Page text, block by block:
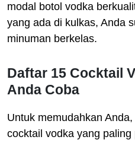
modal botol vodka
yang ada di kulkas, Anda
minuman berkelas.
Daftar 15 Cocktail
Anda Coba
Untuk memudahkan
cocktail vodka yang